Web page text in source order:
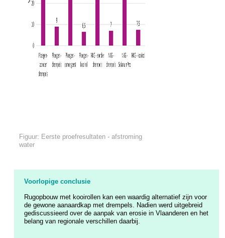
Figuur: Eerste proefresultaten - afstroming
water
Voorlopige conclusie
Rugopbouw met kooirollen kan een waardig alternatief zijn voor
de gewone aanaardkap met drempels. Nadien werd uitgebreid
gediscussieerd over de aanpak van erosie in Vlaanderen en het
belang van regionale verschillen daarbij.